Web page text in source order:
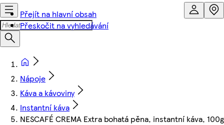
Přejít na hlavní obsah
Přeskočit na vyhledávání
Nápoje
Káva a kávoviny
Instantní káva
NESCAFÉ CREMA Extra bohatá pěna, instantní káva, 100g